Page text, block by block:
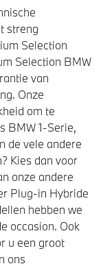
voor- en
streng
Selection
Selection BMW
van
Onze
om te
BMW 1-Serie,
de vele andere
Kies dan voor
onze andere
Plug-in Hybride
hebben we
occasion. Ook
u een groot
ons